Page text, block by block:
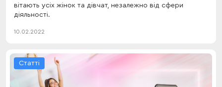
вітають усіх жінок та дівчат, незалежно від сфери
діяльності.
10.02.2022
Статті